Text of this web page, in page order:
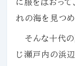
に服をはおっ
れの海を見つめ
そんな十代の
じ瀬戸内の浜